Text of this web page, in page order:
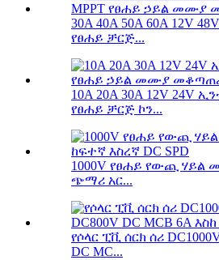
30A 40A 50A 60A 12V
የፀሐይ ቻርጅ...
10A 20A 30A 12V 24V
የፀሐይ ቻርጅ ኮን...
1000V የፀሐይ የውጪ ሃይል
ጭማሪ አር...
የሶላር ፒቪ ሰርክ ሰሪ
DC MC...